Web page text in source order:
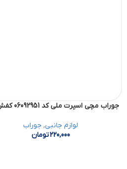
جوراب مچی اسپرت ملی کد 06092951 کفش ملی
لوازم جانبی, جوراب
220,000تومان